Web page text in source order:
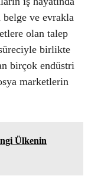
belge ve evrakla
olan talep
birlikte
birçok endüstri
marketlerin
Ülkenin